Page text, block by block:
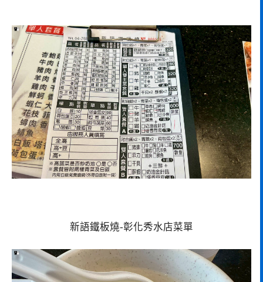
新語鐵板燒-彰化秀水店菜單